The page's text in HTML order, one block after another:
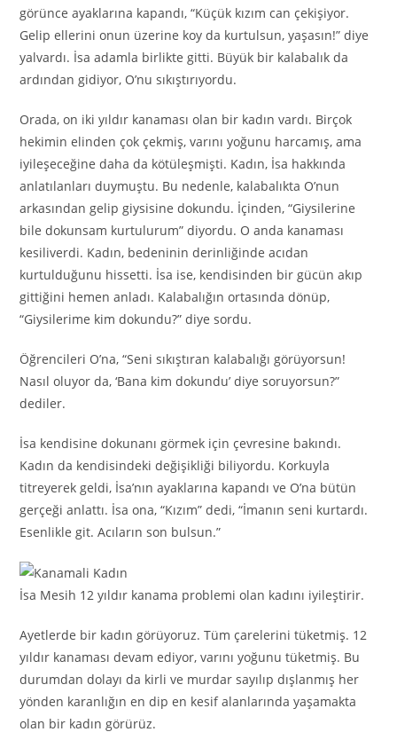
görünce ayaklarına kapandı, “Küçük kızım can çekişiyor.
Gelip ellerini onun üzerine koy da kurtulsun, yaşasın!” diye
yalvardı. İsa adamla birlikte gitti. Büyük bir kalabalık da
ardından gidiyor, O’nu sıkıştırıyordu.
Orada, on iki yıldır kanaması olan bir kadın vardı. Birçok
hekimin elinden çok çekmiş, varını yoğunu harcamış, ama
iyileşeceğine daha da kötüleşmişti. Kadın, İsa hakkında
anlatılanları duymuştu. Bu nedenle, kalabalıkta O’nun
arkasından gelip giysisine dokundu. İçinden, “Giysilerine
bile dokunsam kurtulurum” diyordu. O anda kanaması
kesiliverdi. Kadın, bedeninin derinliğinde acıdan
kurtulduğunu hissetti. İsa ise, kendisinden bir gücün akıp
gittiğini hemen anladı. Kalabalığın ortasında dönüp,
“Giysilerime kim dokundu?” diye sordu.
Öğrencileri O’na, “Seni sıkıştıran kalabalığı görüyorsun!
Nasıl oluyor da, ‘Bana kim dokundu’ diye soruyorsun?”
dediler.
İsa kendisine dokunanı görmek için çevresine bakındı.
Kadın da kendisindeki değişikliği biliyordu. Korkuyla
titreyerek geldi, İsa’nın ayaklarına kapandı ve O’na bütün
gerçeği anlattı. İsa ona, “Kızım” dedi, “İmanın seni kurtardı.
Esenlikle git. Acıların son bulsun.”
İsa Mesih 12 yıldır kanama problemi olan kadını iyileştirir.
Ayetlerde bir kadın görüyoruz. Tüm çarelerini tüketmiş. 12
yıldır kanaması devam ediyor, varını yoğunu tüketmiş. Bu
durumdan dolayı da kirli ve murdar sayılıp dışlanmış her
yönden karanlığın en dip en kesif alanlarında yaşamakta
olan bir kadın görürüz.